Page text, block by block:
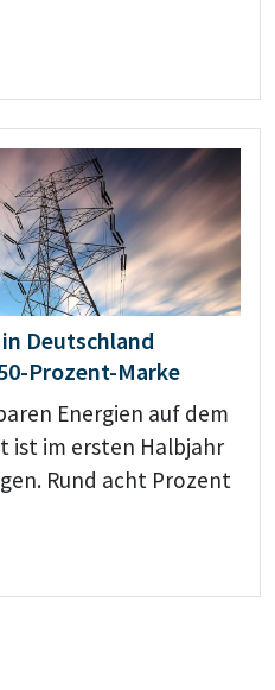
Deutschland
Prozent-Marke
Energien auf dem
ist im ersten Halbjahr
Rund acht Prozent